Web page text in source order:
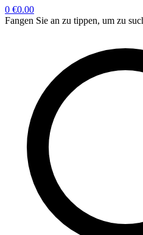
0 €0.00
Fangen Sie an zu tippen, um zu